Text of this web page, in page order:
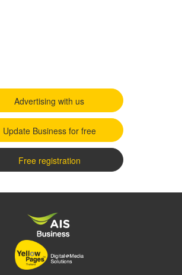
Advertising with us
Update Business for free
Free registration